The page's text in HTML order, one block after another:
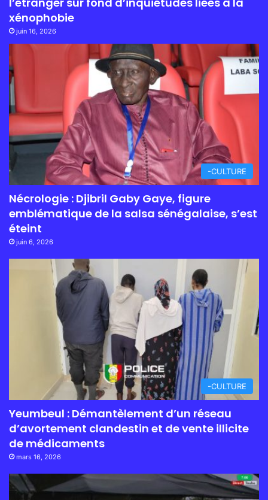
xénophobie
juin 16, 2026
-CULTURE
Nécrologie : Djibril Gaby Gaye, figure
emblématique de la salsa sénégalaise, s’est
éteint
juin 6, 2026
-CULTURE
Yeumbeul : Démantèlement d’un réseau
d’avortement clandestin et de vente illicite
de médicaments
mars 16, 2026